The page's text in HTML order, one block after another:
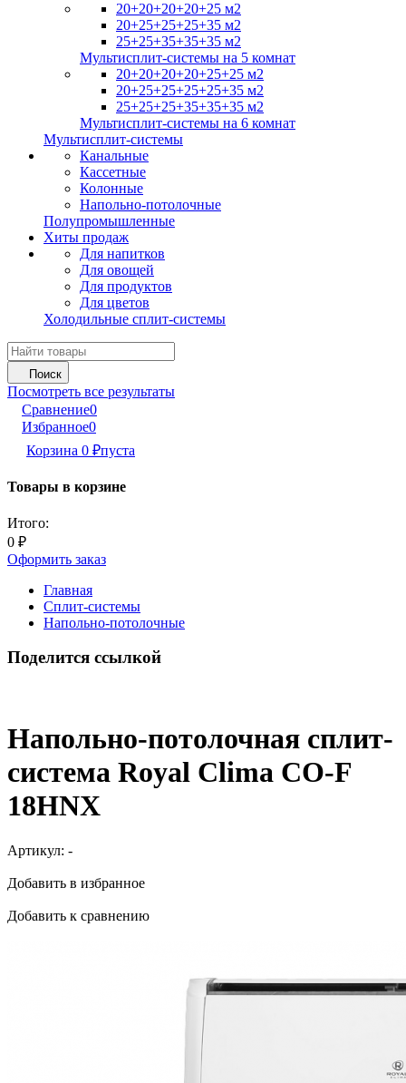
20+20+20+20+25 м2
20+25+25+25+35 м2
25+25+35+35+35 м2
Мультисплит-системы на 5 комнат
20+20+20+20+25+25 м2
20+25+25+25+25+35 м2
25+25+25+35+35+35 м2
Мультисплит-системы на 6 комнат
Мультисплит-системы
Канальные
Кассетные
Колонные
Напольно-потолочные
Полупромышленные
Хиты продаж
Для напитков
Для овощей
Для продуктов
Для цветов
Холодильные сплит-системы
Поиск
Посмотреть все результаты
Сравнение0
Избранное0
Корзина 0 ₽пуста
Товары в корзине
Итого:
0 ₽
Оформить заказ
Главная
Сплит-системы
Напольно-потолочные
Поделится ссылкой
Напольно-потолочная сплит-
система Royal Clima CO-F
18HNX
Артикул: -
Добавить в избранное
Добавить к сравнению